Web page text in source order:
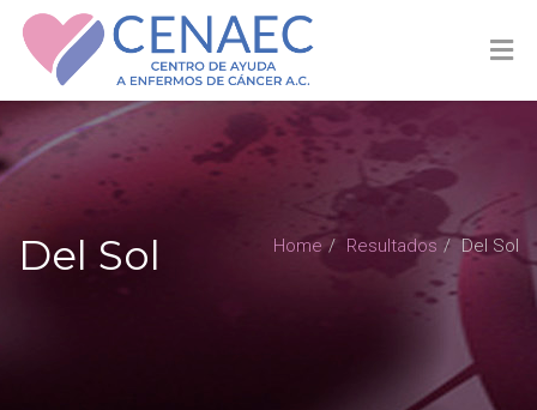
Del Sol Home Resultados Del Sol